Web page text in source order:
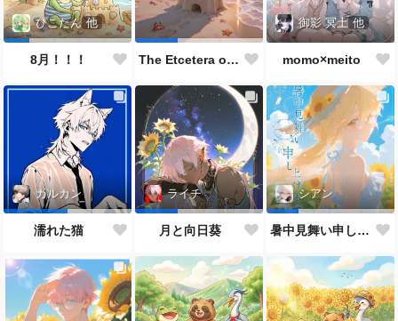
ぴこたん 他
8月！！！ The Etcetera of the Sea and Crabs
御影 冥土 他
momo×meito
カルカン
濡れた猫
ライチ
月と向日葵
シアン
暑中見舞い申し上げます🌻